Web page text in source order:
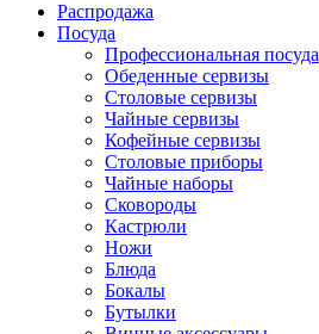
Распродажа
Посуда
Профессиональная посуда
Обеденные сервизы
Столовые сервизы
Чайные сервизы
Кофейные сервизы
Столовые приборы
Чайные наборы
Сковороды
Кастрюли
Ножи
Блюда
Бокалы
Бутылки